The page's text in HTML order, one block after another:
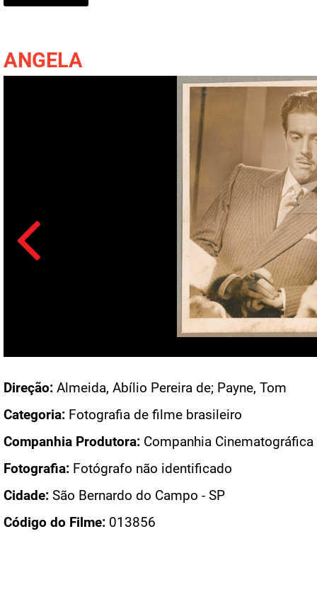
ANGELA
Direção: Almeida, Abílio Pereira de; Payne, Tom
Categoria: Fotografia de filme brasileiro
Companhia Produtora: Companhia Cinematográfica
Fotografia: Fotógrafo não identificado
Cidade: São Bernardo do Campo - SP
Código do Filme: 013856